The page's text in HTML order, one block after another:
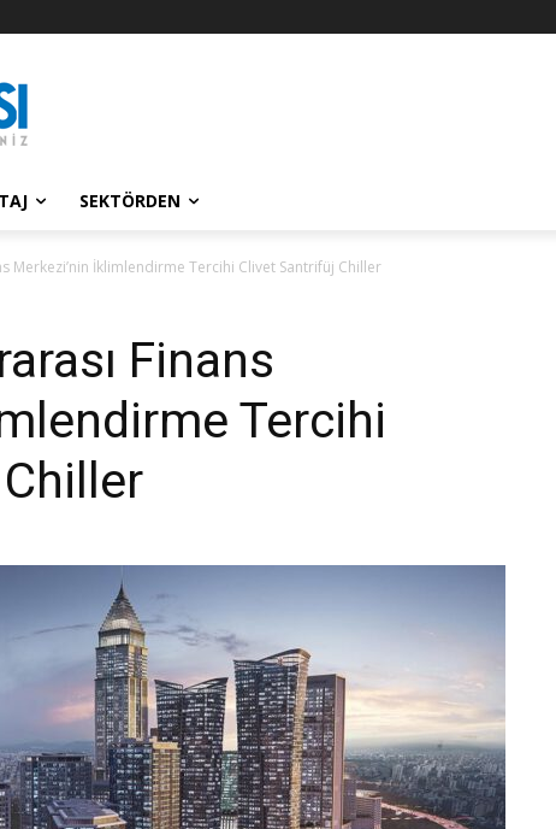
SEKTÖRDEN
Merkezi’nin İklimlendirme Tercihi Clivet Santrifüj Chiller
Finans
Tercihi